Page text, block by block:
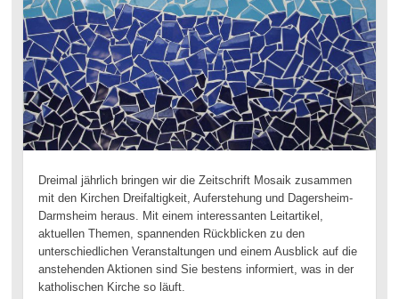
Dreimal jährlich bringen wir die Zeitschrift Mosaik zusammen
mit den Kirchen Dreifaltigkeit, Auferstehung und Dagersheim-
Darmsheim heraus. Mit einem interessanten Leitartikel,
aktuellen Themen, spannenden Rückblicken zu den
unterschiedlichen Veranstaltungen und einem Ausblick auf die
anstehenden Aktionen sind Sie bestens informiert, was in der
katholischen Kirche so läuft.